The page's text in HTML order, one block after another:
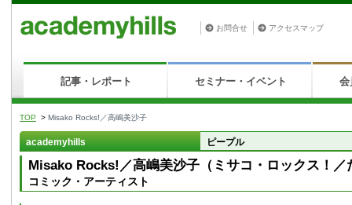
お問合せ アクセスマップ
記事・レポート セミナー・イベント 会
TOP > Misako Rocks!／高嶋美沙子
academyhills ピープル
Misako Rocks!／高嶋美沙子（ミサコ・ロックス！／
コミック・アーティスト